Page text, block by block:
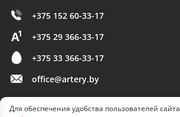
Для обеспечения удобства пользователей
+375 152 60-33-17
+375 29 366-33-17
+375 33 366-33-17
office@artery.by